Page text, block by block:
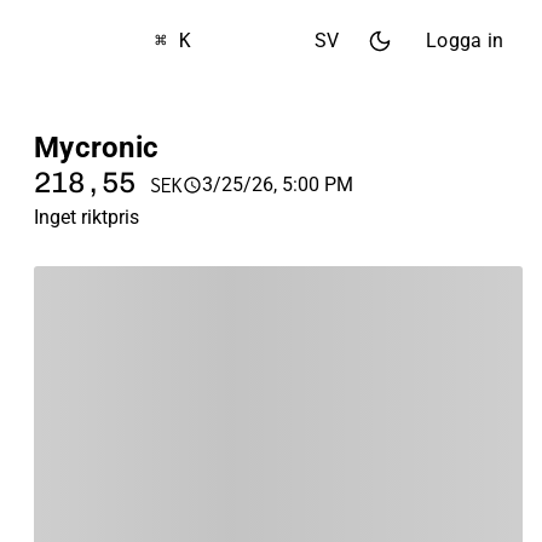
⌘ K SV Logga in
Mycronic
218,55 SEK
3/25/26, 5:00 PM
Inget riktpris